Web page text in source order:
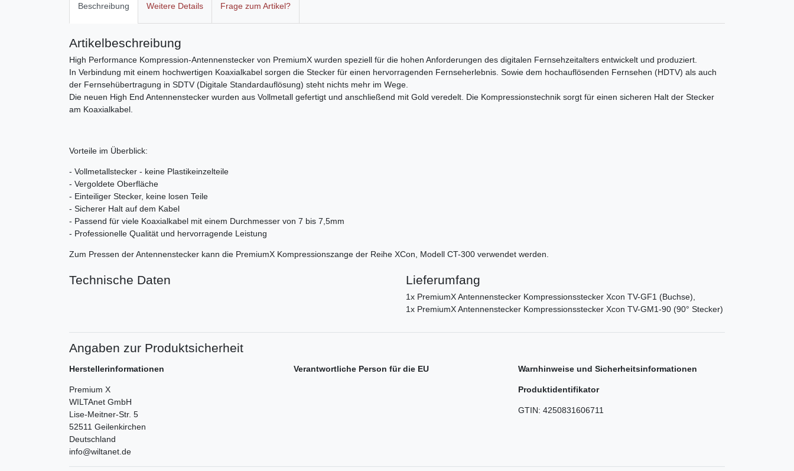
Beschreibung Weitere Details Frage zum Artikel?
Artikelbeschreibung
High Performance Kompression-Antennenstecker von PremiumX wurden speziell für die hohen Anforderungen des digitalen Fernsehzeitalters entwickelt und produziert.
In Verbindung mit einem hochwertigen Koaxialkabel sorgen die Stecker für einen hervorragenden Fernseherlebnis. Sowie dem hochauflösenden Fernsehen (HDTV) als auch
der Fernsehübertragung in SDTV (Digitale Standardauflösung) steht nichts mehr im Wege.
Die neuen High End Antennenstecker wurden aus Vollmetall gefertigt und anschließend mit Gold veredelt. Die Kompressionstechnik sorgt für einen sicheren Halt der Stecker
am Koaxialkabel.
Vorteile im Überblick:
- Vollmetallstecker - keine Plastikeinzelteile
- Vergoldete Oberfläche
- Einteiliger Stecker, keine losen Teile
- Sicherer Halt auf dem Kabel
- Passend für viele Koaxialkabel mit einem Durchmesser von 7 bis 7,5mm
- Professionelle Qualität und hervorragende Leistung
Zum Pressen der Antennenstecker kann die PremiumX Kompressionszange der Reihe XCon, Modell CT-300 verwendet werden.
Technische Daten Lieferumfang
1x PremiumX Antennenstecker Kompressionsstecker Xcon TV-GF1 (Buchse),
1x PremiumX Antennenstecker Kompressionsstecker Xcon TV-GM1-90 (90° Stecker)
Angaben zur Produktsicherheit
Herstellerinformationen
Premium X
WILTAnet GmbH
Lise-Meitner-Str. 5
52511 Geilenkirchen
Deutschland
info@wiltanet.de
Verantwortliche Person für die EU Warnhinweise und Sicherheitsinformationen
Produktidentifikator
GTIN: 4250831606711